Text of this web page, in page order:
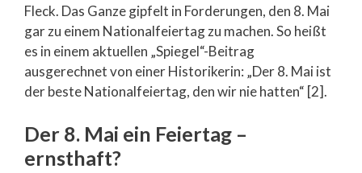
Fleck. Das Ganze gipfelt in Forderungen, den 8. Mai
gar zu einem Nationalfeiertag zu machen. So heißt
es in einem aktuellen „Spiegel“-Beitrag
ausgerechnet von einer Historikerin: „Der 8. Mai ist
der beste Nationalfeiertag, den wir nie hatten“ [2].
Der 8. Mai ein Feiertag –
ernsthaft?